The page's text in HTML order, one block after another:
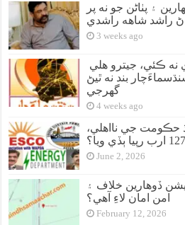
۽ پٺاڻن جو نه پر
راشد شاهه راشدي
3 weeks ago
بند نه ٿيڻ
گهرجي
4 weeks ago
جي نااهلي،
June 2, 2026
ڏوهارين خلاف ۽
امن امان لاءِ آهي؟
February 12, 2026